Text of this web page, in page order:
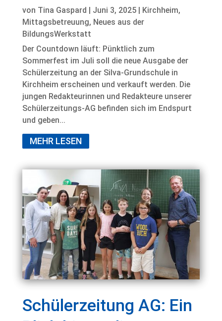
von Tina Gaspard | Juni 3, 2025| Kirchheim,
Mittagsbetreuung, Neues aus der
BildungsWerkstatt
Der Countdown läuft: Pünktlich zum
Sommerfest im Juli soll die neue Ausgabe der
Schülerzeitung an der Silva-Grundschule in
Kirchheim erscheinen und verkauft werden. Die
jungen Redakteurinnen und Redakteure unserer
Schülerzeitungs-AG befinden sich im Endspurt
und geben...
MEHR LESEN
Schülerzeitung AG: Ein